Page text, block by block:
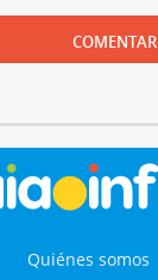
COMENTAR
Quiénes somos